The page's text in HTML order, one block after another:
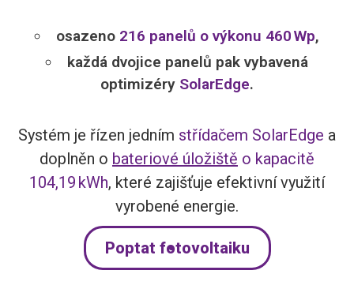
osazeno 216 panelů o výkonu 460 Wp,
každá dvojice panelů pak vybavená
optimizéry SolarEdge.
Systém je řízen jedním střídačem SolarEdge a
doplněn o bateriové úložiště o kapacitě
104,19 kWh, které zajišťuje efektivní využití
vyrobené energie.
Poptat fotovoltaiku